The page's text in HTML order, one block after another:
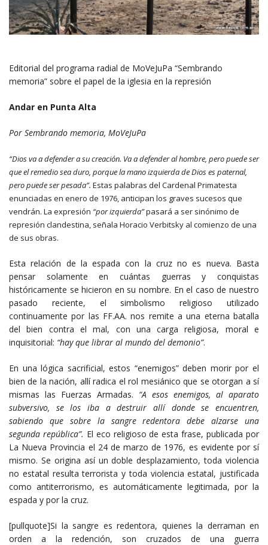
Editorial del programa radial de MoVeJuPa “Sembrando
memoria” sobre el papel de la iglesia en la represión
Andar en Punta Alta
Por Sembrando memoria, MoVeJuPa
“Dios va a defender a su creación. Va a defender al hombre, pero puede ser
que el remedio sea duro, porque la mano izquierda de Dios es paternal,
pero puede ser pesada”. Estas palabras del Cardenal Primatesta
enunciadas en enero de 1976, anticipan los graves sucesos que
vendrán. La expresión “por izquierda”pasará a ser sinónimo de
represión clandestina, señala Horacio Verbitsky al comienzo de una
de sus obras.
Esta relación de la espada con la cruz no es nueva. Basta
pensar solamente en cuántas guerras y conquistas
históricamente se hicieron en su nombre. En el caso de nuestro
pasado reciente, el simbolismo religioso utilizado
continuamente por las FF.AA. nos remite a una eterna batalla
del bien contra el mal, con una carga religiosa, moral e
inquisitorial: “hay que librar al mundo del demonio”.
En una lógica sacrificial, estos “enemigos” deben morir por el
bien de la nación, allí radica el rol mesiánico que se otorgan a sí
mismas las Fuerzas Armadas. “A esos enemigos, al aparato
subversivo, se los iba a destruir allí donde se encuentren,
sabiendo que sobre la sangre redentora debe alzarse una
segunda república”. El eco religioso de esta frase, publicada por
La Nueva Provincia el 24 de marzo de 1976, es evidente por sí
mismo. Se origina así un doble desplazamiento, toda violencia
no estatal resulta terrorista y toda violencia estatal, justificada
como antiterrorismo, es automáticamente legitimada, por la
espada y por la cruz.
[pullquote]Si la sangre es redentora, quienes la derraman en
orden a la redención, son cruzados de una guerra